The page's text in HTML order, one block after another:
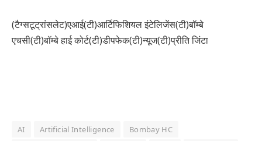
(टैग्सटूट्रांसलेट)एआई(टी)आर्टिफिशियल इंटेलिजेंस(टी)बॉम्बे
एचसी(टी)बॉम्बे हाई कोर्ट(टी)डीपफेक(टी)न्यूज(टी)प्रीति जिंटा
AI Artificial Intelligence
Bombay HC